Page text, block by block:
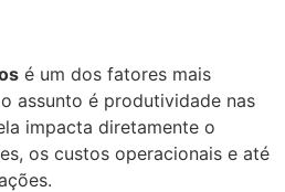
é um dos fatores mais
assunto é produtividade nas
impacta diretamente o
os custos operacionais e até